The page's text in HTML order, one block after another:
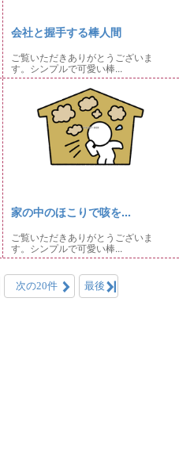
会社と握手する棒人間
ご覧いただきありがとうございま
す。シンプルで可愛い棒...
家の中のほこりで咳を...
ご覧いただきありがとうございま
す。シンプルで可愛い棒...
次の20件 最後